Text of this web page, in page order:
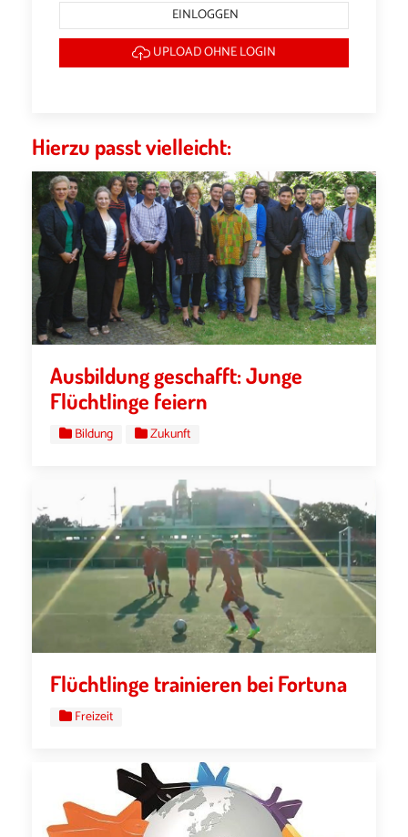
EINLOGGEN
UPLOAD OHNE LOGIN
Hierzu passt vielleicht:
Ausbildung geschafft: Junge
Flüchtlinge feiern
Bildung Zukunft
Flüchtlinge trainieren bei Fortuna
Freizeit